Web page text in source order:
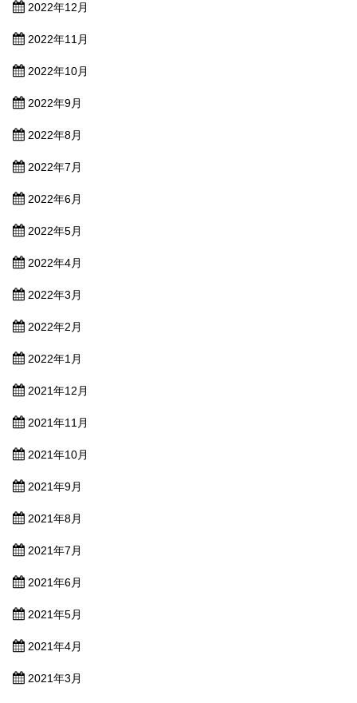
2022年12月
2022年11月
2022年10月
2022年9月
2022年8月
2022年7月
2022年6月
2022年5月
2022年4月
2022年3月
2022年2月
2022年1月
2021年12月
2021年11月
2021年10月
2021年9月
2021年8月
2021年7月
2021年6月
2021年5月
2021年4月
2021年3月